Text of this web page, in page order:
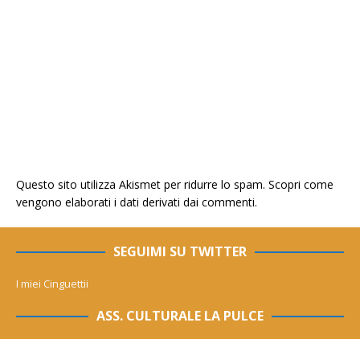
Questo sito utilizza Akismet per ridurre lo spam. Scopri come
vengono elaborati i dati derivati dai commenti.
SEGUIMI SU TWITTER
I miei Cinguettii
ASS. CULTURALE LA PULCE